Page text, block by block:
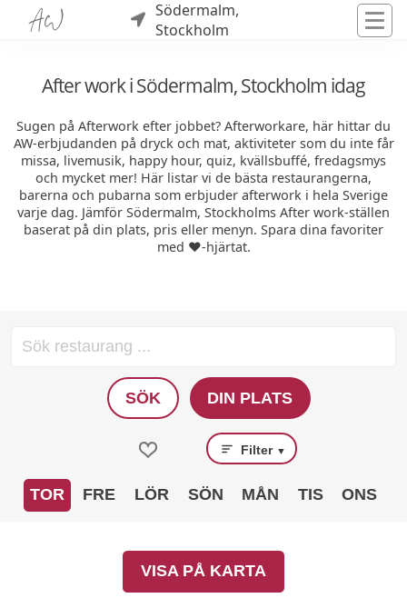
Södermalm,
Stockholm
After work i Södermalm, Stockholm idag
Sugen på Afterwork efter jobbet? Afterworkare, här hittar du
AW-erbjudanden på dryck och mat, aktiviteter som du inte får
missa, livemusik, happy hour, quiz, kvällsbuffé, fredagsmys
och mycket mer! Här listar vi de bästa restaurangerna,
barerna och pubarna som erbjuder afterwork i hela Sverige
varje dag. Jämför Södermalm, Stockholms After work-ställen
baserat på din plats, pris eller menyn. Spara dina favoriter
med ❤️-hjärtat.
SÖK DIN PLATS
Filter ▼
TOR FRE LÖR SÖN MÅN TIS ONS
VISA PÅ KARTA